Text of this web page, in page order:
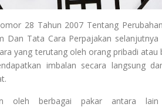
28 Tahun 2007 Tentang
Tata Cara Perpajakan selanjutnya
yang terutang oleh orang pribadi
imbalan secara langsung
oleh berbagai pakar antara lain